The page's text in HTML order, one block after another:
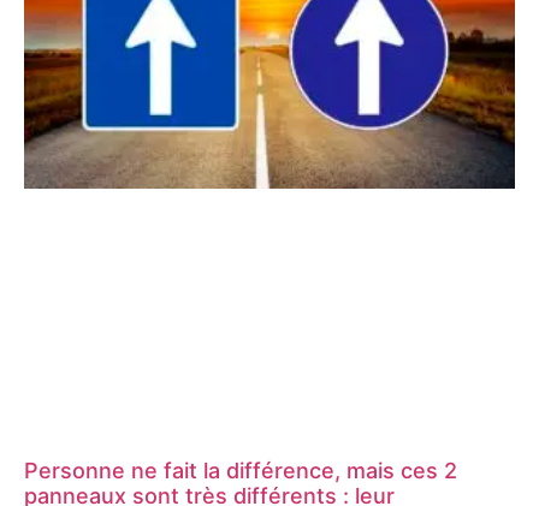
Personne ne fait la différence, mais ces 2
panneaux sont très différents : leur